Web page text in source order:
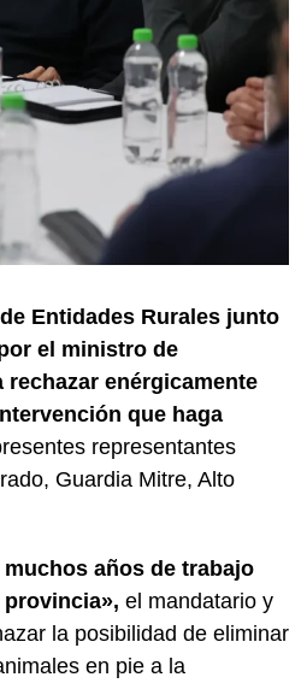
Entidades Rurales junto
el ministro de
enérgicamente
que haga
representantes
Guardia Mitre, Alto
años de trabajo
el mandatario y
la posibilidad de eliminar
en pie a la